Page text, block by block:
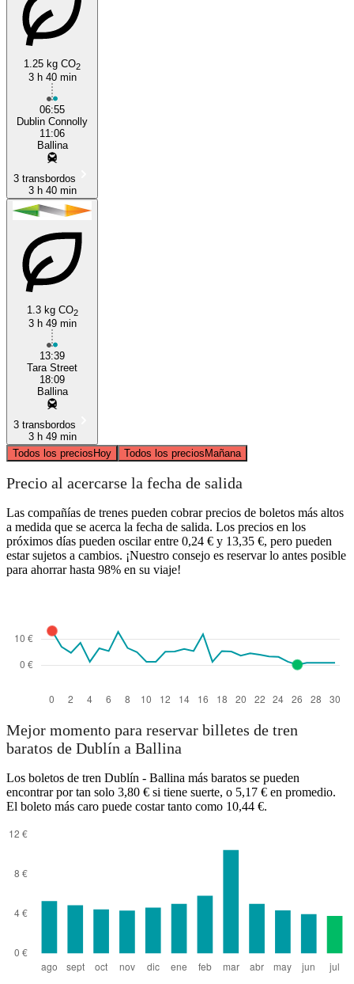
1.25 kg CO2
3 h 40 min
06:55
Dublin Connolly
11:06
Ballina
3 transbordos
3 h 40 min
1.3 kg CO2
3 h 49 min
13:39
Tara Street
18:09
Ballina
3 transbordos
3 h 49 min
Todos los preciosHoy Todos los preciosMañana
Precio al acercarse la fecha de salida
Las compañías de trenes pueden cobrar precios de boletos más altos
a medida que se acerca la fecha de salida. Los precios en los
próximos días pueden oscilar entre 0,24 € y 13,35 €, pero pueden
estar sujetos a cambios. ¡Nuestro consejo es reservar lo antes posible
para ahorrar hasta 98% en su viaje!
Mejor momento para reservar billetes de tren
baratos de Dublín a Ballina
Los boletos de tren Dublín - Ballina más baratos se pueden
encontrar por tan solo 3,80 € si tiene suerte, o 5,17 € en promedio.
El boleto más caro puede costar tanto como 10,44 €.